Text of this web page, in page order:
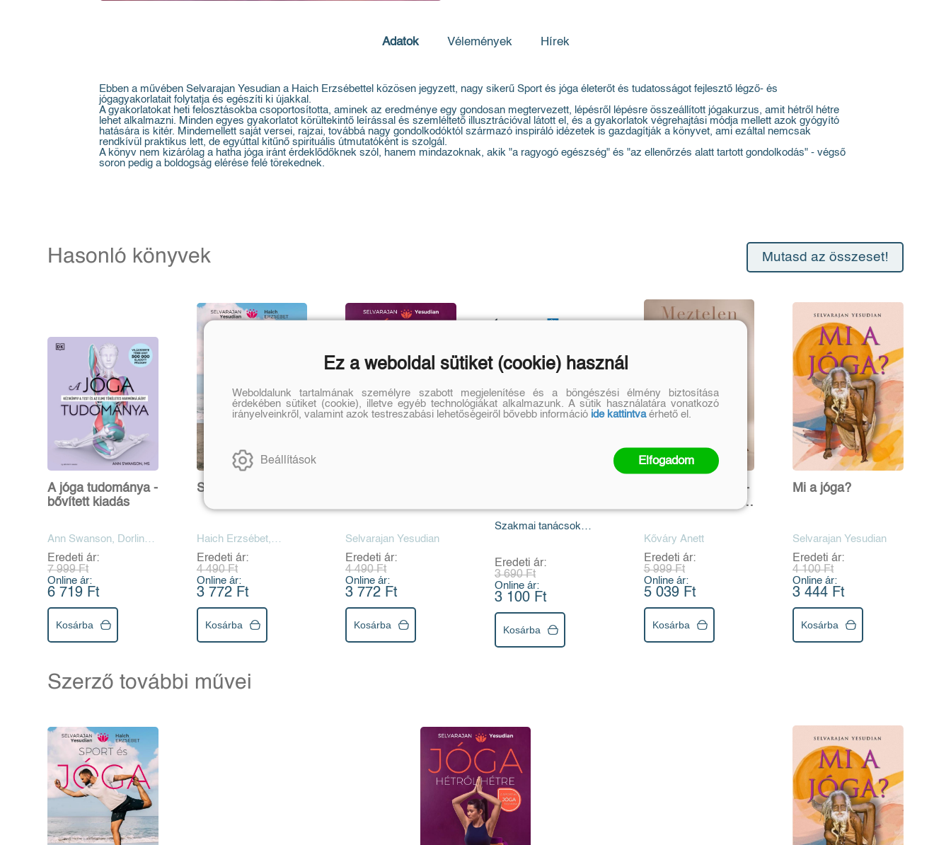
Adatok Vélemények Hírek
Ebben a művében Selvarajan Yesudian a Haich Erzsébettel közösen jegyzett, nagy sikerű Sport és jóga életerőt és tudatosságot fejlesztő légző- és
jógagyakorlatait folytatja és egészíti ki újakkal.
A gyakorlatokat heti felosztásokba csoportosította, aminek az eredménye egy gondosan megtervezett, lépésről lépésre összeállított jógakurzus, amit hétről hétre
lehet alkalmazni. Minden egyes gyakorlatot körültekintő leírással és szemléltető illusztrációval látott el, és a gyakorlatok végrehajtási módja mellett azok gyógyító
hatására is kitér. Mindemellett saját versei, rajzai, továbbá nagy gondolkodóktól származó inspiráló idézetek is gazdagítják a könyvet, ami ezáltal nemcsak
rendkívül praktikus lett, de egyúttal kitűnő spirituális útmutatóként is szolgál.
A könyv nem kizárólag a hatha jóga iránt érdeklődőknek szól, hanem mindazoknak, akik "a ragyogó egészség" és "az ellenőrzés alatt tartott gondolkodás" - végső
soron pedig a boldogság elérése felé törekednek.
Hasonló könyvek Mutasd az összeset!
A jóga tudománya -
bővített kiadás
Ann Swanson, Dorling
Kindersley
Eredeti ár:
7 999 Ft
Online ár:
6 719 Ft
Kosárba
Sport és jóga
Haich Erzsébet,
Selvarajan Yesudian
Eredeti ár:
4 490 Ft
Online ár:
3 772 Ft
Kosárba
Selvarajan Yesudian
Eredeti ár:
4 490 Ft
Online ár:
3 772 Ft
Kosárba
jógával
Szakmai tanácsok
Eredeti ár:
3 690 Ft
Online ár:
3 100 Ft
Kosárba
Meztelen lélekkel -
traumákról és a
Kőváry Anett
Eredeti ár:
5 999 Ft
Online ár:
5 039 Ft
Kosárba
Mi a jóga?
Selvarajan Yesudian
Eredeti ár:
4 100 Ft
Online ár:
3 444 Ft
Kosárba
Szerző további művei
Ez a weboldal sütiket (cookie) használ
Weboldalunk tartalmának személyre szabott megjelenítése és a böngészési élmény biztosítása
érdekében sütiket (cookie), illetve egyéb technológiákat alkalmazunk. A sütik használatára vonatkozó
irányelveinkről, valamint azok testreszabási lehetőségeiről bővebb információ ide kattintvaérhető el.
Beállítások Elfogadom